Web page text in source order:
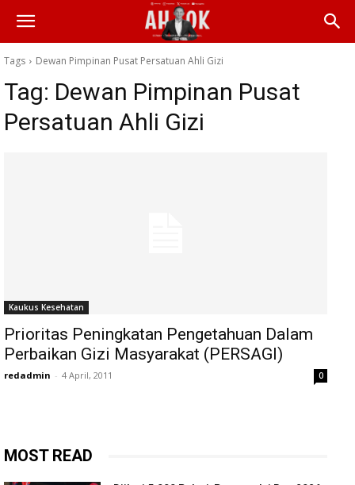
Tags Dewan Pimpinan Pusat Persatuan Ahli Gizi
Tag: Dewan Pimpinan Pusat
Persatuan Ahli Gizi
Kaukus Kesehatan
Prioritas Peningkatan Pengetahuan Dalam
Perbaikan Gizi Masyarakat (PERSAGI)
redadmin - 4 April, 2011 0
MOST READ